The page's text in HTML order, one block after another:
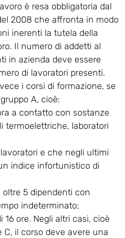
è resa obbligatoria dal
2008 che affronta in modo
inerenti la tutela della
Il numero di addetti al
in azienda deve essere
di lavoratori presenti.
i corsi di formazione, se
A, cioè:
a contatto con sostanze
termoelettriche, laboratori
e che negli ultimi
indice infortunistico di
5 dipendenti con
indeterminato;
ore. Negli altri casi, cioè
C, il corso deve avere una